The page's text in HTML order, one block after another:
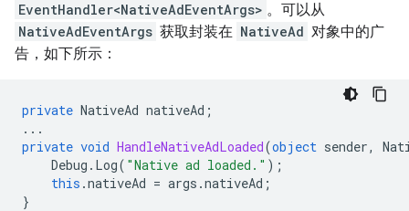
EventHandler<NativeAdEventArgs> 。可以从
NativeAdEventArgs 获取封装在 NativeAd 对象中的广
告，如下所示：
private NativeAd nativeAd ;
...
private void HandleNativeAdLoaded(object sender,
Debug . Log( "Native ad loaded." );
this .nativeAd = args .nativeAd ;
}